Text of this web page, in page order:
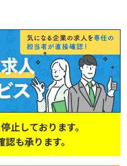
止しております。
も承ります。